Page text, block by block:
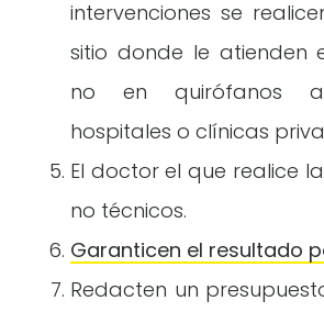
intervenciones se
sitio donde le atienden
no en quirófanos
hospitales o clínicas
El doctor el que realice
no técnicos.
Garanticen el resultado
Redacten un